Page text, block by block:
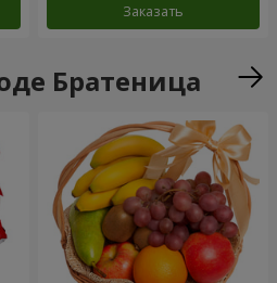
Заказать
Братеница